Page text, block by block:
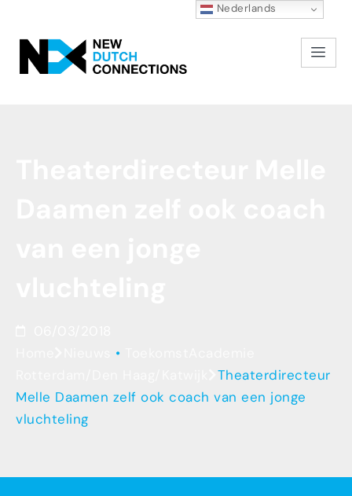
•
Theaterdirecteur
Melle Daamen zelf ook coach van een jonge
vluchteling
Nederlands